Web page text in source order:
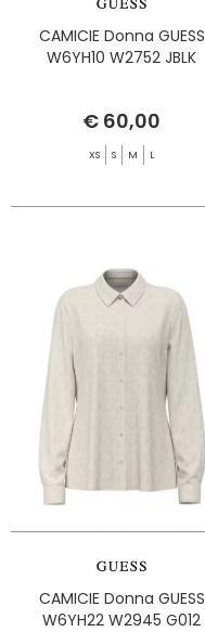
CAMICIE Donna GUESS
W6YH10 W2752 JBLK
€ 60,00
XS S M L
CAMICIE Donna GUESS
W6YH22 W2945 G012